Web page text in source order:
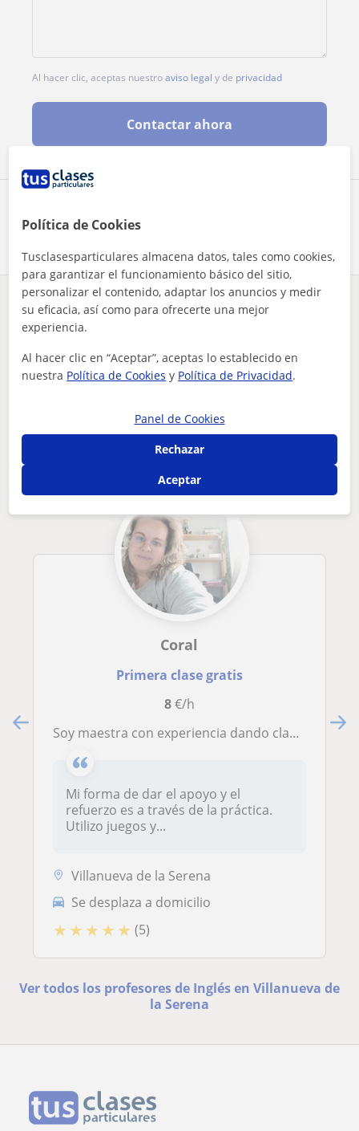
Al hacer clic, aceptas nuestroaviso legal y de privacidad
Contactar ahora
¿Hay algún error en este perfil?Cuéntanos
Tus clases particulares Inglés
Badajoz
Villanueva de la Serena
ofrezco clases de inglés de apoyorefuerzo para eso y bachill...
Otros profesores de Inglés en Villanueva
de la Serena que pueden interesarte
Coral
Primera clase gratis
8€/h
Soy maestra con experiencia dando clases de apoyo y refuerzo escolar
Mi forma de dar el apoyo y el
refuerzo es a través de la práctica.
Utilizo juegos y...
Villanueva de la Serena
Se desplaza a domicilio
★ ★ ★ ★ ★ (5)
Ver todos los profesores de Inglés en Villanueva de
la Serena
Política de Cookies
Tusclasesparticulares almacena datos, tales como cookies,
para garantizar el funcionamiento básico del sitio,
personalizar el contenido, adaptar los anuncios y medir
su eficacia, así como para ofrecerte una mejor
experiencia.
Al hacer clic en “Aceptar”, aceptas lo establecido en
nuestra Política de Cookies y Política de Privacidad.
Panel de Cookies
Rechazar
Aceptar